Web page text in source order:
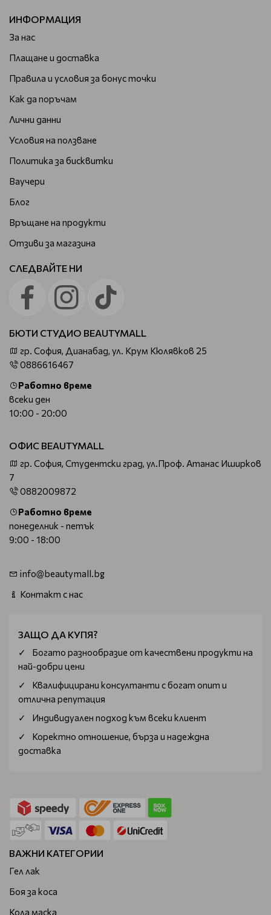
ИНФОРМАЦИЯ
За нас
Плащане и доставка
Правила и условия за бонус точки
Как да поръчам
Лични данни
Условия на ползване
Политика за бисквитки
Ваучери
Блог
Връщане на продукти
Отзиви за магазина
СЛЕДВАЙТЕ НИ
БЮТИ СТУДИО BEAUTYMALL
гр. София, Дианабад, ул. Крум Кюлявков 25
0886616467
Работно време
всеки ден
10:00 - 20:00
ОФИС BEAUTYMALL
гр. София, Студентски град, ул.Проф. Атанас Иширков
7
0882009872
Работно време
понеделник - петък
9:00 - 18:00
info@beautymall.bg
Контакт с нас
ЗАЩО ДА КУПЯ?
Богатo разнообразие от качествени продукти на
най-добри цени
Квалифицирани консултанти с богат опит и
отлична репутация
Индивидуален подход към всеки клиент
Коректно отношение, бърза и надеждна
доставка
ВАЖНИ КАТЕГОРИИ
Гел лак
Боя за коса
Кола маска